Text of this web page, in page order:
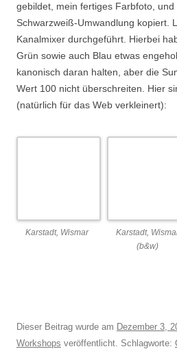
gebildet, mein fertiges Farbfoto,
Schwarzweiß-Umwandlung kopiert.
Kanalmixer durchgeführt. Hierbei
Grün sowie auch Blau etwas
kanonisch daran halten, aber die
Wert 100 nicht überschreiten. Hier
(natürlich für das Web verkleinert):
Karstadt, Wismar
Karstadt,
(b&w)
Dieser Beitrag wurde am Dezember 3,
Workshops veröffentlicht. Schlagworte: